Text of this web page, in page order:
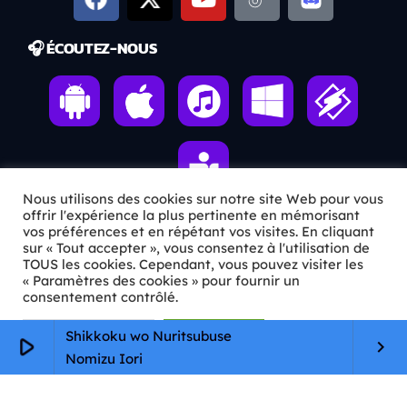
play_arrow
Shikkoku wo Nuritsubuse
Nomizu Iori
keyboard_arrow_right
🎧 ÉCOUTEZ-NOUS
ℹ️ INFOS PRATIQUES
✉️Contact
🦊Qui sommes-nous ?
📄
Mentions légales
Nous utilisons des cookies sur notre site Web pour vous
offrir l'expérience la plus pertinente en mémorisant
vos préférences et en répétant vos visites. En cliquant
sur « Tout accepter », vous consentez à l'utilisation de
TOUS les cookies. Cependant, vous pouvez visiter les
« Paramètres des cookies » pour fournir un
consentement contrôlé.
Paramètres Cookie Tout accepter